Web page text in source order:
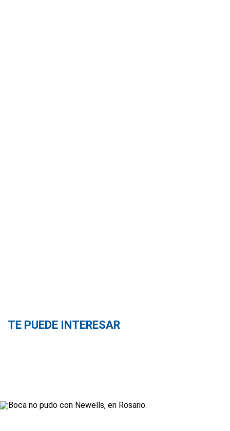
TE PUEDE INTERESAR